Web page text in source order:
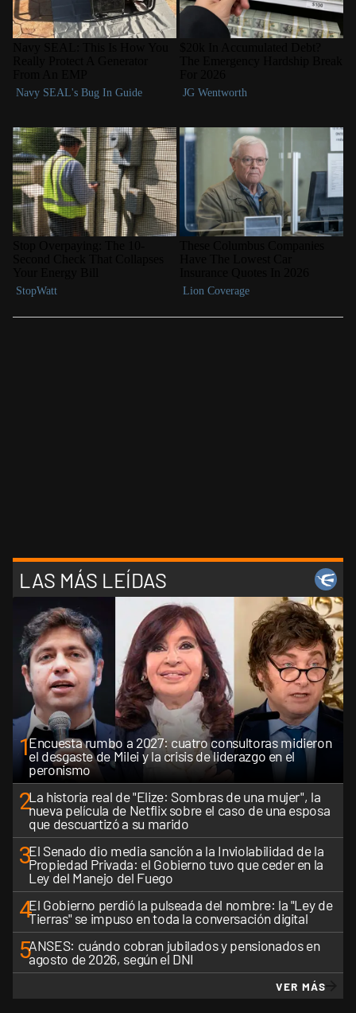
LAS MÁS LEÍDAS
1Encuesta rumbo a 2027: cuatro consultoras midieron
el desgaste de Milei y la crisis de liderazgo en el
peronismo
2La historia real de "Elize: Sombras de una mujer", la
nueva película de Netflix sobre el caso de una esposa
que descuartizó a su marido
3El Senado dio media sanción a la Inviolabilidad de la
Propiedad Privada: el Gobierno tuvo que ceder en la
Ley del Manejo del Fuego
4El Gobierno perdió la pulseada del nombre: la "Ley de
Tierras" se impuso en toda la conversación digital
5ANSES: cuándo cobran jubilados y pensionados en
agosto de 2026, según el DNI
VER MÁS